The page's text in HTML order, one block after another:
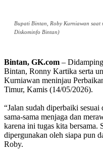
Bupati Bintan, Roby Kurniawan
Diskominfo Bintan)
Bintan, GK.com –
Bintan, Ronny Kartika serta
Kurniawan meninjau
Timur, Kamis (14/05/2026).
“Jalan sudah diperbaiki
sama-sama menjaga dan
karena ini tugas kita bersama.
dipergunakan oleh siapa pun
Roby.